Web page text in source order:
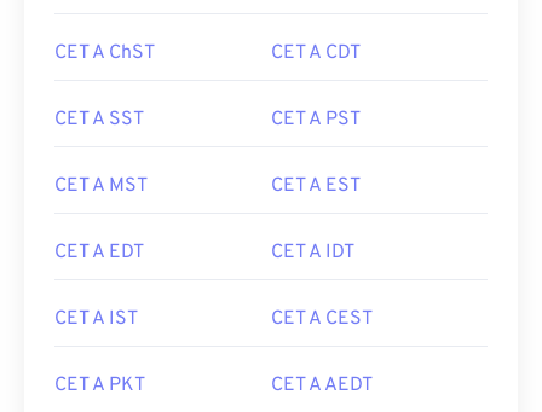
CET A ChST CET A CDT
CET A SST CET A PST
CET A MST CET A EST
CET A EDT CET A IDT
CET A IST CET A CEST
CET A PKT CET A AEDT